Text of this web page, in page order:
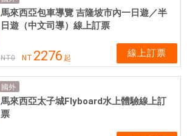
馬來西亞包車導覽 吉隆坡市內一日遊／半
日遊（中文司導）線上訂票
NT0 NT 2276 起 線上訂票
國外
馬來西亞太子城Flyboard水上體驗線上訂
票